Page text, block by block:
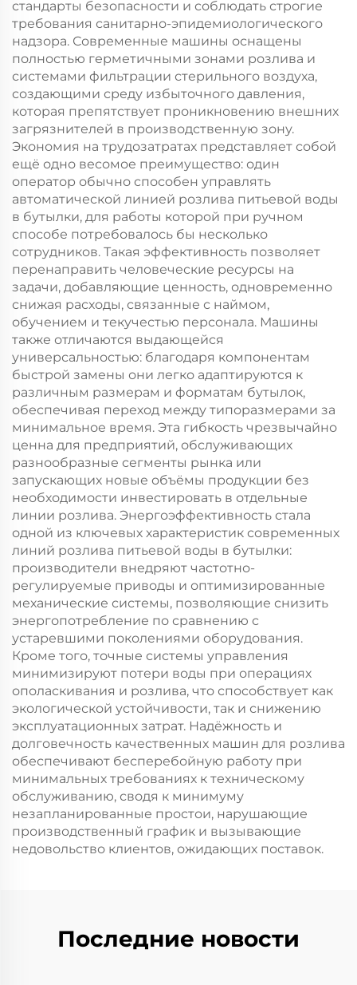
стандарты безопасности и соблюдать строгие
требования санитарно-эпидемиологического
надзора. Современные машины оснащены
полностью герметичными зонами розлива и
системами фильтрации стерильного воздуха,
создающими среду избыточного давления,
которая препятствует проникновению внешних
загрязнителей в производственную зону.
Экономия на трудозатратах представляет собой
ещё одно весомое преимущество: один
оператор обычно способен управлять
автоматической линией розлива питьевой воды
в бутылки, для работы которой при ручном
способе потребовалось бы несколько
сотрудников. Такая эффективность позволяет
перенаправить человеческие ресурсы на
задачи, добавляющие ценность, одновременно
снижая расходы, связанные с наймом,
обучением и текучестью персонала. Машины
также отличаются выдающейся
универсальностью: благодаря компонентам
быстрой замены они легко адаптируются к
различным размерам и форматам бутылок,
обеспечивая переход между типоразмерами за
минимальное время. Эта гибкость чрезвычайно
ценна для предприятий, обслуживающих
разнообразные сегменты рынка или
запускающих новые объёмы продукции без
необходимости инвестировать в отдельные
линии розлива. Энергоэффективность стала
одной из ключевых характеристик современных
линий розлива питьевой воды в бутылки:
производители внедряют частотно-
регулируемые приводы и оптимизированные
механические системы, позволяющие снизить
энергопотребление по сравнению с
устаревшими поколениями оборудования.
Кроме того, точные системы управления
минимизируют потери воды при операциях
ополаскивания и розлива, что способствует как
экологической устойчивости, так и снижению
эксплуатационных затрат. Надёжность и
долговечность качественных машин для розлива
обеспечивают бесперебойную работу при
минимальных требованиях к техническому
обслуживанию, сводя к минимуму
незапланированные простои, нарушающие
производственный график и вызывающие
недовольство клиентов, ожидающих поставок.
Последние новости